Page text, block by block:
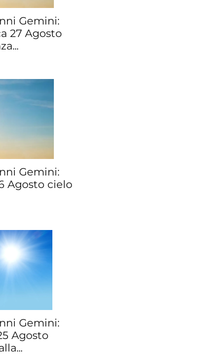
Gemini:
27 Agosto
Gemini:
Agosto cielo
Gemini:
Agosto